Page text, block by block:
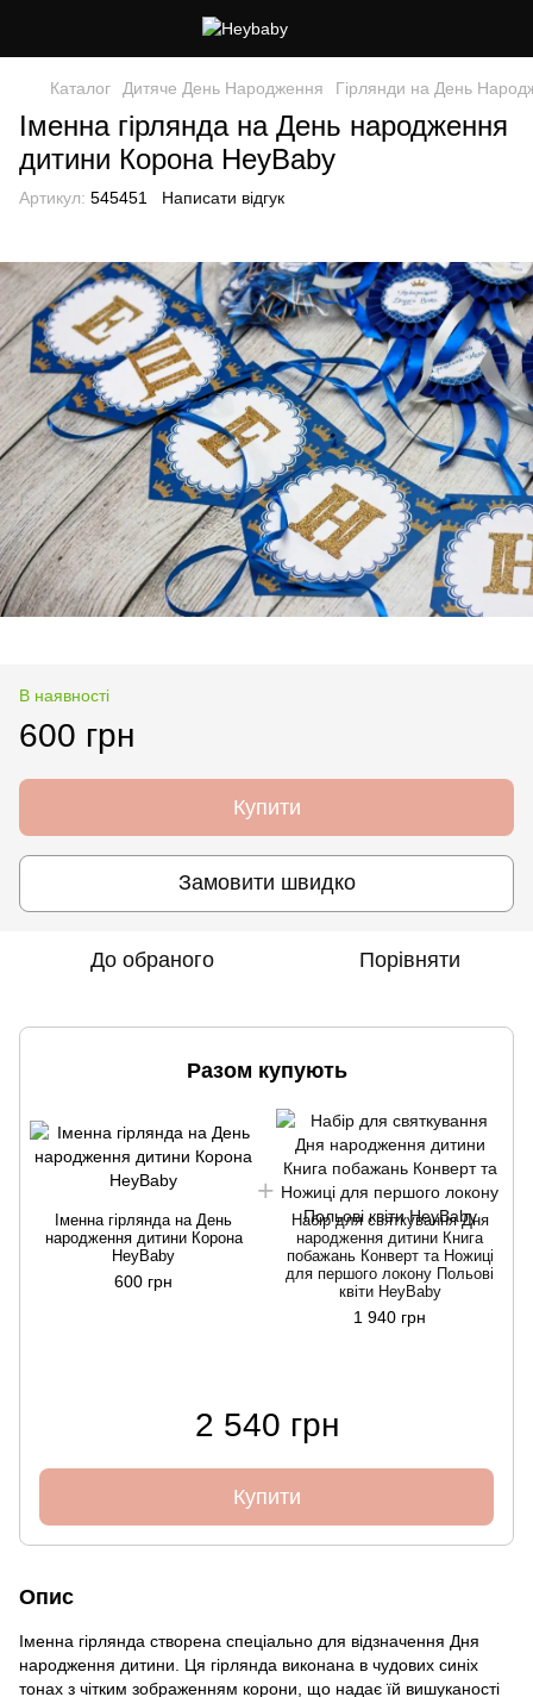
Каталог Дитяче День Народження Гірлянди на День
Іменна гірлянда на День народження
дитини Корона HeyBaby
Артикул: 545451 Написати відгук
В наявності
600 грн
Купити
Замовити швидко
До обраного Порівняти
Разом купують
Іменна гірлянда на День
народження дитини Корона
HeyBaby
600 грн
Набір для святкування Дня
народження дитини Книга
побажань Конверт та Ножиці
для першого локону Польові
квіти HeyBaby
1 940 грн
2 540 грн
Купити
Опис
Іменна гірлянда створена спеціально для відзначення Дня
народження дитини. Ця гірлянда виконана в чудових синіх
тонах з чітким зображенням корони, що надає їй вишуканості